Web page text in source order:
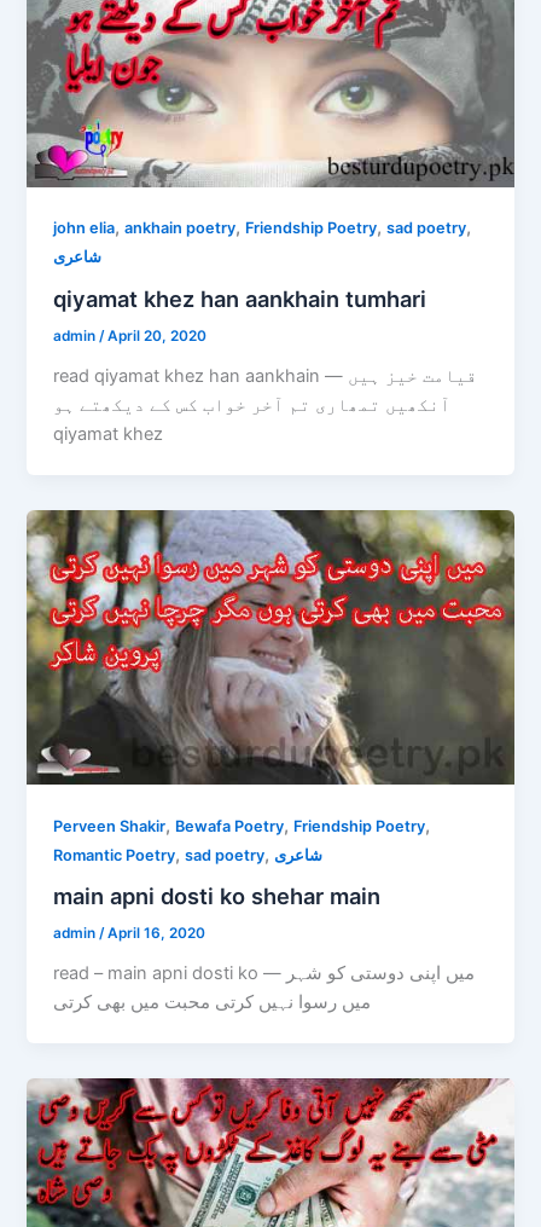
john elia,ankhain poetry, Friendship Poetry,sad poetry,
شاعری
qiyamat khez han aankhain tumhari
admin/April 20, 2020
read qiyamat khez han aankhain — قیامت خیز ہیں
آنکھیں تمھاری تم آخر خواب کس کے دیکھتے ہو
qiyamat khez
Perveen Shakir, Bewafa Poetry, Friendship Poetry,
Romantic Poetry,sad poetry,شاعری
main apni dosti ko shehar main
admin/April 16, 2020
read – main apni dosti ko — میں اپنی دوستی کو شہر
میں رسوا نہیں کرتی محبت میں بھی کرتی